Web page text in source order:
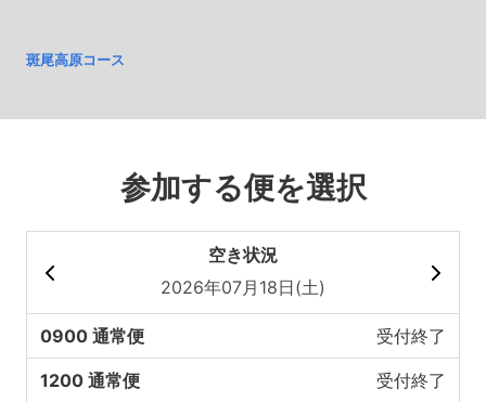
斑尾高原コース
参加する便を選択
空き状況
2026年07月18日(土)
0900 通常便 受付終了
1200 通常便 受付終了